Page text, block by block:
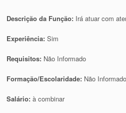
Descrição da Função: Irá atuar com
Experiência:Sim
Requisitos: Não Informado
Formação/Escolaridade: Não Informado
Salário:à combinar